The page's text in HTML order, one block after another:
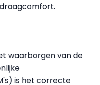
waarborgen van de
is het correcte